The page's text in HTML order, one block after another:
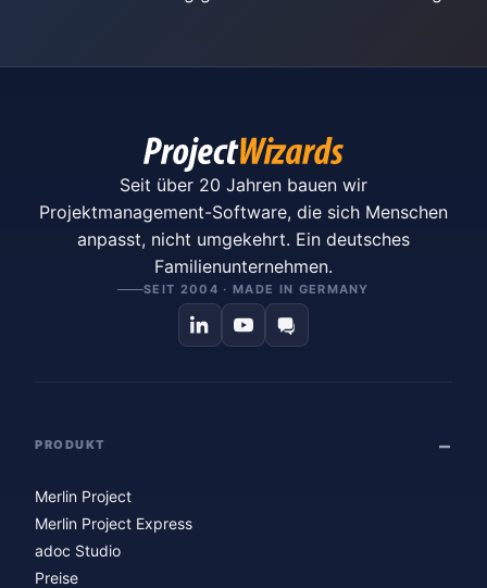
Seit über 20 Jahren bauen wir
Projektmanagement-Software, die sich Menschen
anpasst, nicht umgekehrt. Ein deutsches
Familienunternehmen.
SEIT 2004 · MADE IN GERMANY
PRODUKT
Merlin Project
Merlin Project Express
adoc Studio
Preise